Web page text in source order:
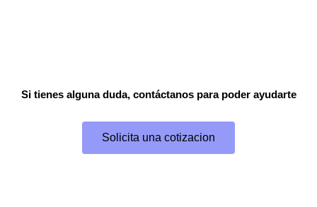
Si tienes alguna duda, contáctanos para poder ayudarte
Solicita una cotizacion